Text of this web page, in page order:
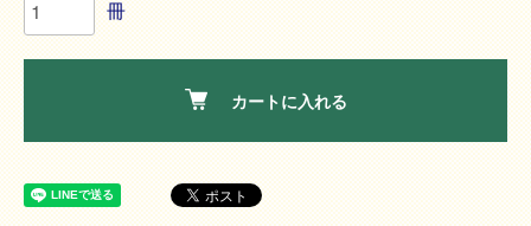
冊
カートに入れる